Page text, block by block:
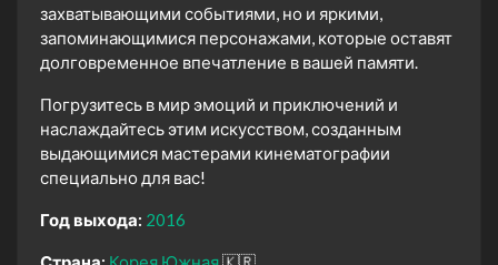
захватывающими событиями, но и яркими,
запоминающимися персонажами, которые оставят
долговременное впечатление в вашей памяти.
Погрузитесь в мир эмоций и приключений и
наслаждайтесь этим искусством, созданным
выдающимися мастерами кинематографии
специально для вас!
Год выхода: 2016